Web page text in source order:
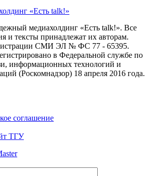
«Есть talk!»
медиахолдинг «Есть talk!». Все
и тексты принадлежат их авторам.
СМИ ЭЛ № ФС 77 - 65395.
в Федеральной службе по
информационных технологий и
(Роскомнадзор) 18 апреля 2016 года.
соглашение
ТГУ